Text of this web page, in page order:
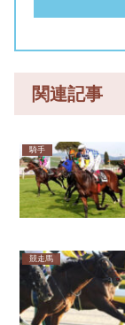
関連記事
騎手
競走馬